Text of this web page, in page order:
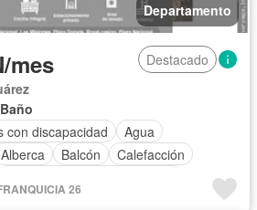
Departamento
mes
Destacado
con discapacidad
Agua
Alberca Balcón
Calefacción
integral
Elevador
26